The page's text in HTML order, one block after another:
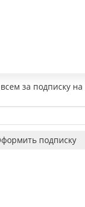
за подписку на
подписку